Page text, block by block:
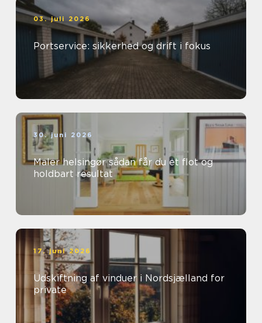
03. juli 2026
Portservice: sikkerhed og drift i fokus
30. juni 2026
Maler helsingør sådan får du et flot og
holdbart resultat
17. juni 2026
Udskiftning af vinduer i Nordsjælland for
private